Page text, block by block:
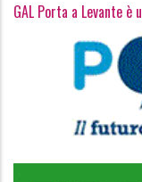
GAL Porta a Levante